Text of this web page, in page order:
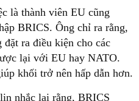
là thành viên EU cũng
BRICS. Ông chỉ ra rằng,
ra điều kiện cho các
lại với EU hay NATO.
khối trở nên hấp dẫn hơn.
nhắc lại rằng, BRICS